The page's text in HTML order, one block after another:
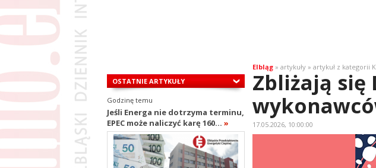
OSTATNIE ARTYKUŁY
Godzinę temu
Jeśli Energa nie dotrzyma terminu,
EPEC może naliczyć karę 160... »
Elbląg» artykuły » artykuł z kategorii
Zbliżają się
17.05.2026, 10:00:00